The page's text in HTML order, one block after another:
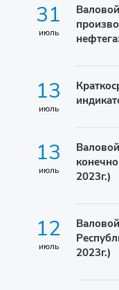
31
июль
13
июль
13
июль
2023г.)
12
июль
2023г.)